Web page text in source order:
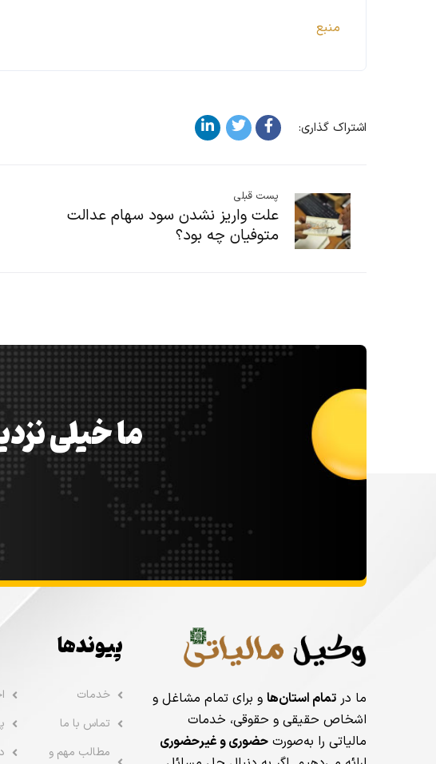
منبع
اشتراک گذاری:
پست قبلی
علت واریز نشدن سود سهام عدالت
متوفیان چه بود؟
ما خیلی
ما در تمام استان‌ها و برای تمام مشاغل و
اشخاص حقیقی و حقوقی، خدمات
مالیاتی را به‌صورت حضوری و غیرحضوری
پیوندها
خدمات
تماس با ما
مطالب مهم و